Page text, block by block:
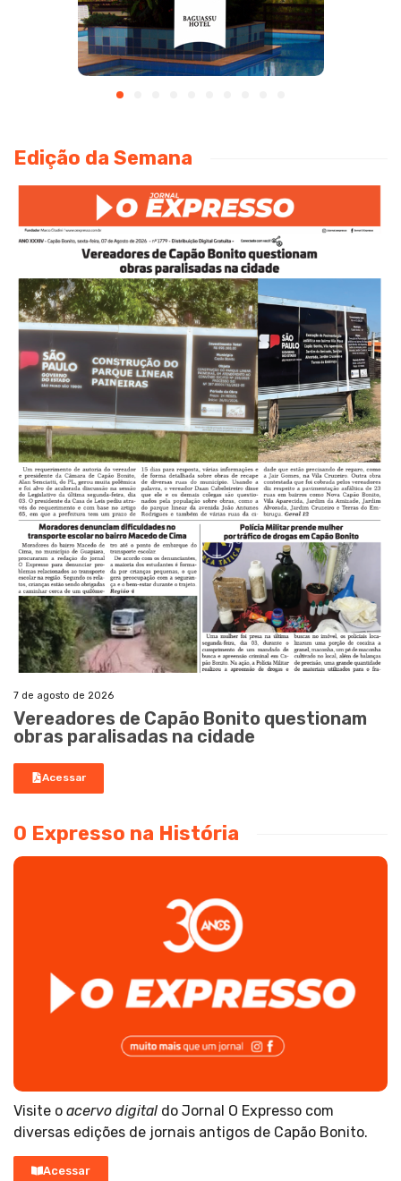
Edição da Semana
7 de agosto de 2026
Vereadores de Capão Bonito questionam
obras paralisadas na cidade
Acessar
O Expresso na História
Visite o acervo digital do Jornal O Expresso com
diversas edições de jornais antigos de Capão Bonito.
Acessar